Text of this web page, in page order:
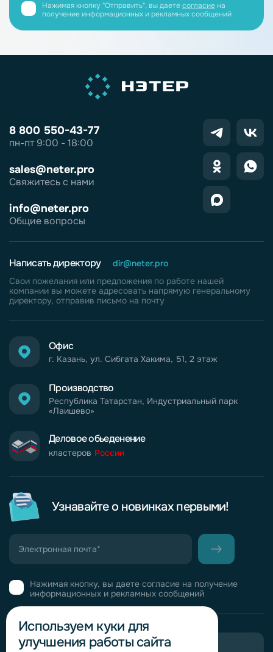
Нажимая кнопку "Отправить", вы даетесогласиена
получение информационных и рекламных сообщений
8 800 550-43-77
пн-пт 9:00 - 18:00
sales@neter.pro
Свяжитесь с нами
info@neter.pro
Общие вопросы
Деловое обьеденение
кластеров России
Производство
Республика Татарстан, Индустриальный парк
«Лаишево»
Офис
г. Казань, ул. Сибгата Хакима, 51, 2 этаж
Написать директору
dir@neter.pro
Свои пожелания или предложения по работе нашей
компании вы можете адресовать напрямую генеральному
директору, отправив письмо на почту
Узнавайте о новинках первыми!
Нажимая кнопку, вы даете согласие на получение
информационных и рекламных сообщений
Пригласить в тендер
Используем куки для
улучшения работы сайта